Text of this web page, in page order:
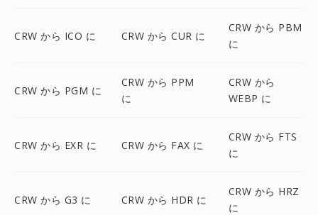
CRW から ICO に CRW から CUR に
CRW から PBM
に
CRW から PGM に
CRW から PPM
に
CRW から
WEBP に
CRW から EXR に CRW から FAX に
CRW から FTS
に
CRW から G3 に CRW から HDR に
CRW から HRZ
に